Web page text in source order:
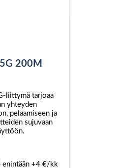
200M
liittymä tarjoaa
yhteyden
pelaamiseen ja
sujuvaan
enintään +4 €/kk